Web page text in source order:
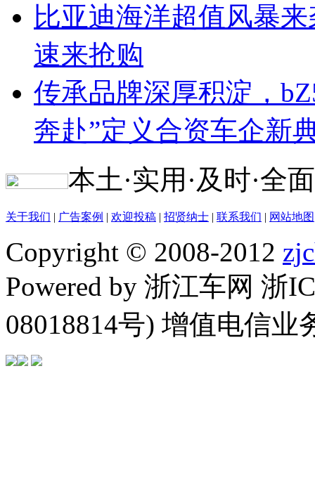
比亚迪海洋超值风暴
速来抢购
传承品牌深厚积淀，
奔赴”定义合资车企新
本土·实用·及时·全
关于我们 | 广告案例 | 欢迎投稿 | 招贤纳士 | 联系我们 | 网站地图
Copyright © 2008-2012
Powered by 浙江车网 浙
08018814号) 增值电信业